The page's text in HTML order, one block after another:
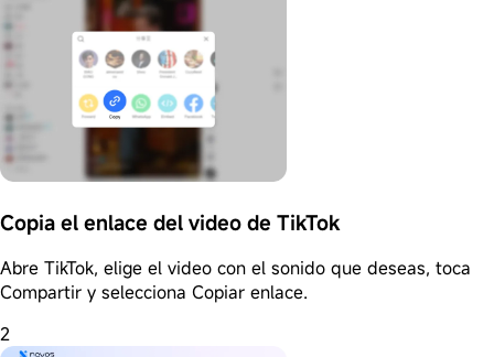
Copia el enlace del video de TikTok
Abre TikTok, elige el video con el sonido que deseas, toca
Compartir y selecciona Copiar enlace.
2